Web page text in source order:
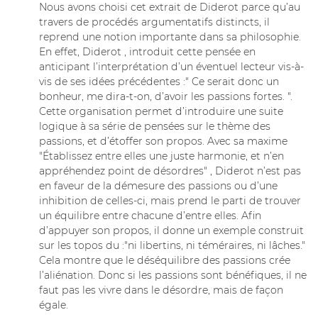
Nous avons choisi cet extrait de Diderot parce qu’au
travers de procédés argumentatifs distincts, il
reprend une notion importante dans sa philosophie.
En effet, Diderot , introduit cette pensée en
anticipant l’interprétation d’un éventuel lecteur vis-à-
vis de ses idées précédentes :" Ce serait donc un
bonheur, me dira-t-on, d’avoir les passions fortes. ".
Cette organisation permet d’introduire une suite
logique à sa série de pensées sur le thème des
passions, et d’étoffer son propos. Avec sa maxime
"Établissez entre elles une juste harmonie, et n’en
appréhendez point de désordres" , Diderot n’est pas
en faveur de la démesure des passions ou d’une
inhibition de celles-ci, mais prend le parti de trouver
un équilibre entre chacune d’entre elles. Afin
d’appuyer son propos, il donne un exemple construit
sur les topos du :"ni libertins, ni téméraires, ni lâches."
Cela montre que le déséquilibre des passions crée
l’aliénation. Donc si les passions sont bénéfiques, il ne
faut pas les vivre dans le désordre, mais de façon
égale.